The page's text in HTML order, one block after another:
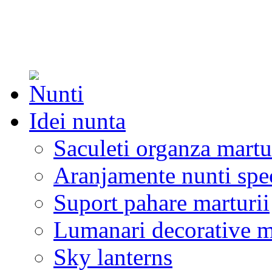
Idei nunta
Saculeti organza
Aranjamente nunti
Suport pahare marturii
Lumanari decorative
Sky lanterns